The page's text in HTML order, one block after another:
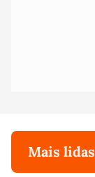
Mais lidas